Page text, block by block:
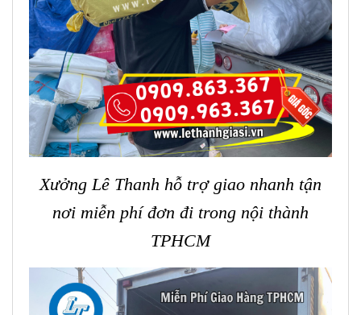
Xưởng Lê Thanh hỗ trợ giao nhanh tận
nơi miễn phí đơn đi trong nội thành
TPHCM